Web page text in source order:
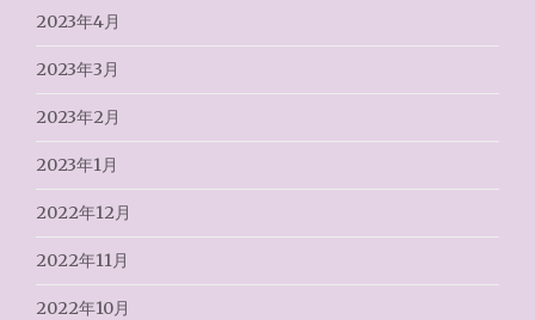
2023年4月
2023年3月
2023年2月
2023年1月
2022年12月
2022年11月
2022年10月